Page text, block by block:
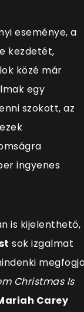
eseménye, a
kezdetét,
közé már
egy
szokott, az
ingyenes
is kijelenthető,
sok izgalmat
Christmas Is
Carey